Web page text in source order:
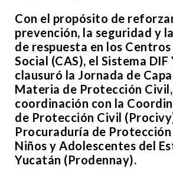
Con el propósito de
prevención, la seguridad y
de respuesta en los
Social (CAS), el Sistema DIF
clausuró la Jornada de
Materia de Protección
coordinación con la
de Protección Civil
Procuraduría de Protección
Niños y Adolescentes del
Yucatán (Prodennay).